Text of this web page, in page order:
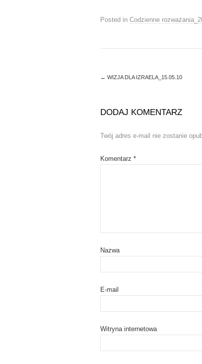
r
n
n
n
d
o
k
e
n
i
n
w
Posted in Codzienne
← WIZJA DLA IZRAELA_15.05.10
DODAJ KOMENTARZ
Twój adres e-mail nie zostanie
Komentarz *
Nazwa
E-mail
Witryna internetowa